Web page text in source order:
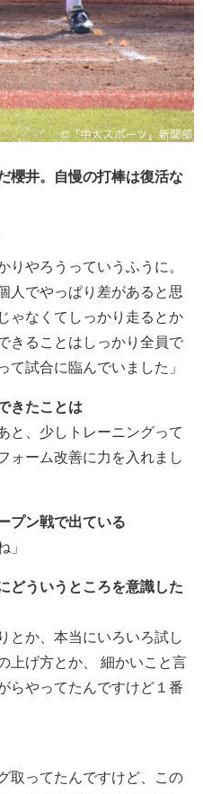
櫻井。自慢の打棒は復活な
りやろうっていうふうに。
人でやっぱり差があると思
ゃなくてしっかり走るとか
きることはしっかり全員で
て試合に臨んでいました」
きたことは
と、少しトレーニングって
ォーム改善に力を入れまし
プン戦で出ている
」
どういうところを意識した
とか、本当にいろいろ試し
上げ方とか、 細かいこと言
らやってたんですけど１番
取ってたんですけど、この